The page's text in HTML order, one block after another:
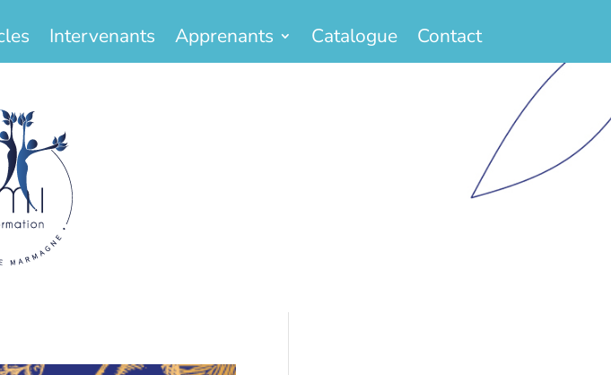
Intervenants Apprenants Catalogue Contact